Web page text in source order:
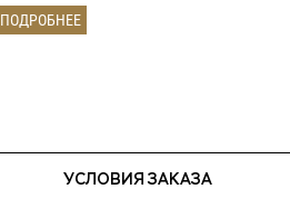
ПОДРОБНЕЕ
УСЛОВИЯ ЗАКАЗА